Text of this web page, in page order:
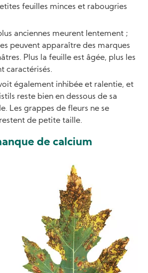
feuilles minces et rabougries
anciennes meurent lentement ;
peuvent apparaître des marques
Plus la feuille est âgée, plus les
caractérisés.
également inhibée et ralentie, et
reste bien en dessous de sa
Les grappes de fleurs ne se
de petite taille.
de calcium